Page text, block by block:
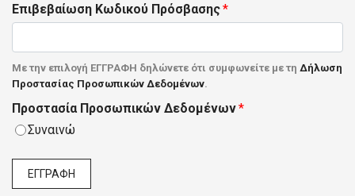
Επιβεβαίωση Κωδικού Πρόσβασης*
Με την επιλογή ΕΓΓΡΑΦΗ δηλώνετε ότι συμφωνείτε με τη Δήλωση
Προστασίας Προσωπικών Δεδομένων.
Προστασία Προσωπικών Δεδομένων*
Συναινώ
ΕΓΓΡΑΦΗ